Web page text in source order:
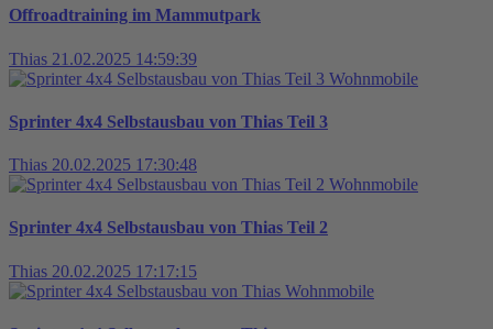
Offroadtraining im Mammutpark
Thias 21.02.2025 14:59:39
Wohnmobile
Sprinter 4x4 Selbstausbau von Thias Teil 3
Thias 20.02.2025 17:30:48
Wohnmobile
Sprinter 4x4 Selbstausbau von Thias Teil 2
Thias 20.02.2025 17:17:15
Wohnmobile